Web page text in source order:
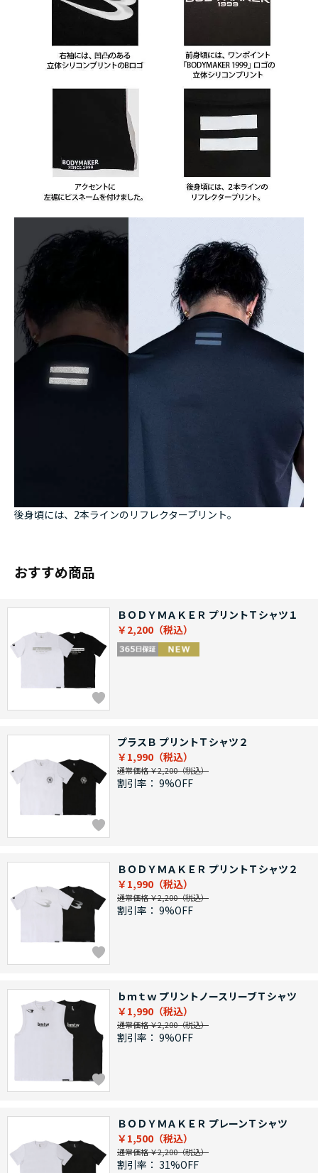
後身頃には、2本ラインのリフレクタープリント。
おすすめ商品
ＢＯＤＹＭＡＫＥＲ プリントＴシャツ１
￥2,200
プラスＢ プリントＴシャツ２
￥1,990
通常価格 ￥2,200
割引率： 9%OFF
ＢＯＤＹＭＡＫＥＲ プリントＴシャツ２
￥1,990
通常価格 ￥2,200
割引率： 9%OFF
ｂｍｔｗ プリントノースリーブＴシャツ
￥1,990
通常価格 ￥2,200
割引率： 9%OFF
ＢＯＤＹＭＡＫＥＲ プレーンＴシャツ
￥1,500
通常価格 ￥2,200
割引率： 31%OFF